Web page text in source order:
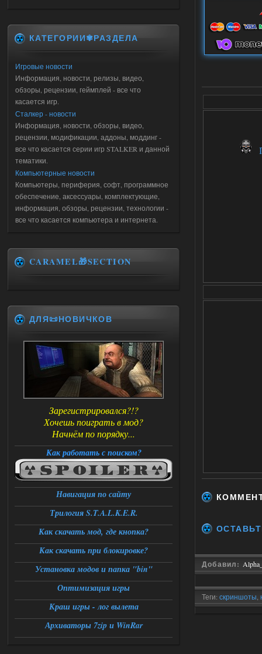
Добавил:
Теги: скриншоты
КАТЕГОРИИ✾РАЗДЕЛА
Игровые новости
Информация, новости, релизы, видео,
обзоры, рецензии, геймплей - все что
касается игр.
Сталкер - новости
Информация, новости, обзоры, видео,
рецензии, модификации, аддоны, моддинг -
все что касается серии игр STALKER и данной
тематики.
Компьютерные новости
Компьютеры, периферия, софт, программное
обеспечение, аксессуары, комплектующие,
информация, обзоры, рецензии, технологии -
все что касается компьютера и интернета.
CARAMEL🎁SECTION
ДЛЯ📜НОВИЧКОВ
Зарегистрировался?!?
Хочешь поиграть в мод?
Начнём по порядку...
Как работать с поиском?
Навигация по сайту
Трилогия S.T.A.L.K.E.R.
Как скачать мод, где кнопка?
Как скачать при блокировке?
Установка модов и папка "bin"
Оптимизация игры
Краш игры - лог вылета
Архиваторы 7zip и WinRar